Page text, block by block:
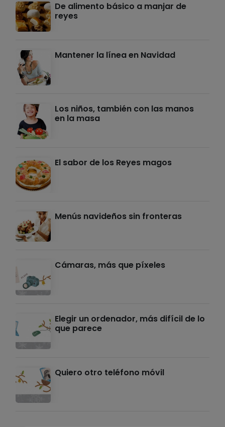
De alimento básico a manjar de
reyes
Mantener la línea en Navidad
Los niños, también con las manos
en la masa
El sabor de los Reyes magos
Menús navideños sin fronteras
Cámaras, más que píxeles
Elegir un ordenador, más difícil de lo
que parece
Quiero otro teléfono móvil